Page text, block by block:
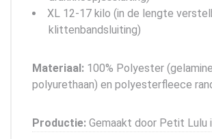
XL 12-17 kilo (in de lengte
klittenbandsluiting)
Materiaal: 100% Polyester
polyurethaan) en polyesterfleece
Productie: Gemaakt door Petit Lulu